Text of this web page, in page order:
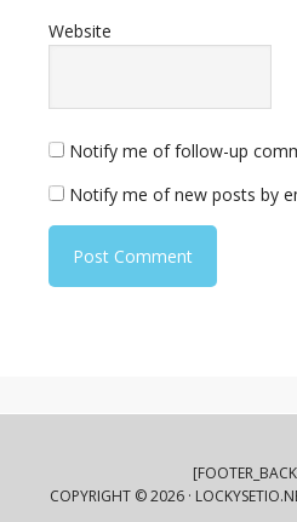
Website
Notify me of follow-up
Notify me of new posts by
COPYRIGHT © 2026 ·